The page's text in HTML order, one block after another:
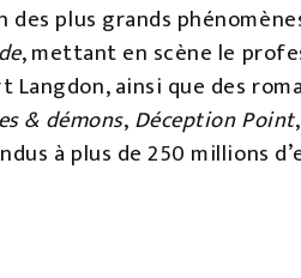
des plus grands
, mettant en scène le
Langdon, ainsi que des
& démons,Déception Point,
à plus de 250 millions